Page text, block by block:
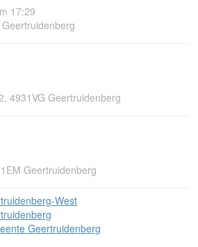
17:29
4931VG Geertruidenberg
Geertruidenberg
West
Geertruidenberg